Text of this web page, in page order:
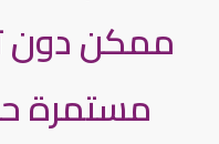
ممكن دون
مستمرة